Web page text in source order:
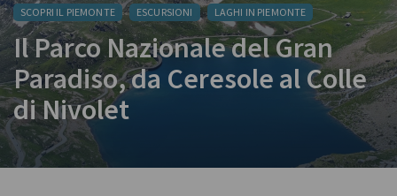
SCOPRI IL PIEMONTE ESCURSIONI LAGHI IN PIEMONTE
Il Parco Nazionale del Gran
Paradiso, da Ceresole al Colle
di Nivolet